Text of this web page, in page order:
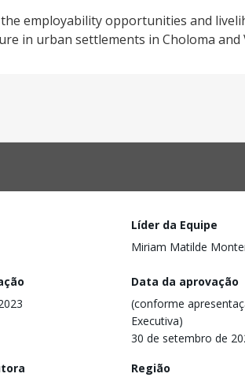
employability opportunities and
in urban settlements in Choloma and
Líder da Equipe
Miriam Matilde
Data da aprovação
(conforme
Executiva)
30 de setembro de
Região